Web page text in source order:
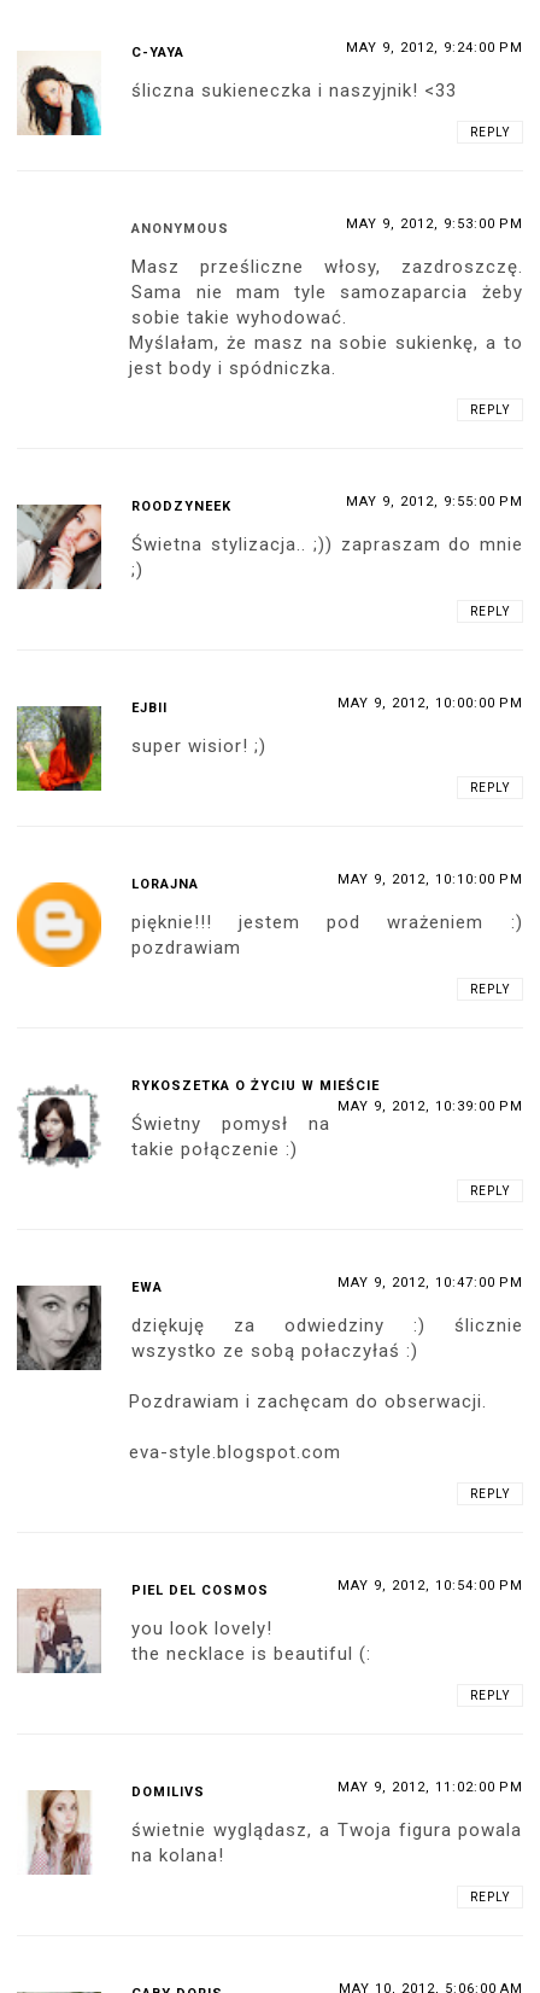
C-YAYA MAY 9, 2012, 9:24:00 PM
śliczna sukieneczka i naszyjnik! <33
REPLY
ANONYMOUS MAY 9, 2012, 9:53:00 PM
Masz prześliczne włosy, zazdroszczę.
Sama nie mam tyle samozaparcia żeby
sobie takie wyhodować.
Myślałam, że masz na sobie sukienkę, a to
jest body i spódniczka.
REPLY
ROODZYNEEK MAY 9, 2012, 9:55:00 PM
Świetna stylizacja.. ;)) zapraszam do mnie
;)
REPLY
EJBII MAY 9, 2012, 10:00:00 PM
super wisior! ;)
REPLY
LORAJNA MAY 9, 2012, 10:10:00 PM
pięknie!!! jestem pod wrażeniem :)
pozdrawiam
REPLY
RYKOSZETKA O ŻYCIU W MIEŚCIE
MAY 9, 2012, 10:39:00 PM
Świetny pomysł na
takie połączenie :)
REPLY
EWA MAY 9, 2012, 10:47:00 PM
dziękuję za odwiedziny :) ślicznie
wszystko ze sobą połaczyłaś :)
Pozdrawiam i zachęcam do obserwacji.
eva-style.blogspot.com
REPLY
PIEL DEL COSMOS MAY 9, 2012, 10:54:00 PM
you look lovely!
the necklace is beautiful (:
REPLY
DOMILIVS MAY 9, 2012, 11:02:00 PM
świetnie wyglądasz, a Twoja figura powala
na kolana!
REPLY
MAY 10, 2012, 5:06:00 AM